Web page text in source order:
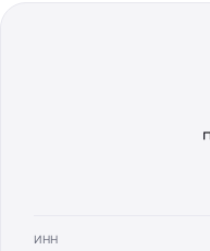
ИНН